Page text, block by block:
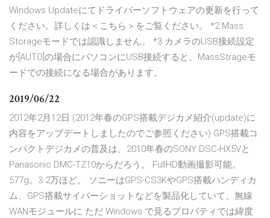
Windows Updateにてドライバーソフトウェアの更新を行って
ください。詳しくは＜こちら＞をご覧ください。 *2 Mass
Storageモードでは認識しません。 *3 カメラのUSB接続設定
が[AUTO]の場合にパソコンにUSB接続すると、MassStrageモ
ードでの接続になる場合があります。
2019/06/22
2012年2月12日 (2012年春のGPS搭載デジカメ紹介(update)に
内容をアップデートしましたのでご参照ください) GPS搭載コ
ンパクトデジカメの普及は、2010年春のSONY DSC-HX5Vと
Panasonic DMC-TZ10からだろう。 FullHD動画撮影可能。
577g。3.2万ほど。 ソニーはGPS-CS3KやGPS搭載ハンディカ
ム、GPS搭載サイバーショットなどを製品化していて、無線
WANモジュールに ただ Windows で見るプロパティでは緯度